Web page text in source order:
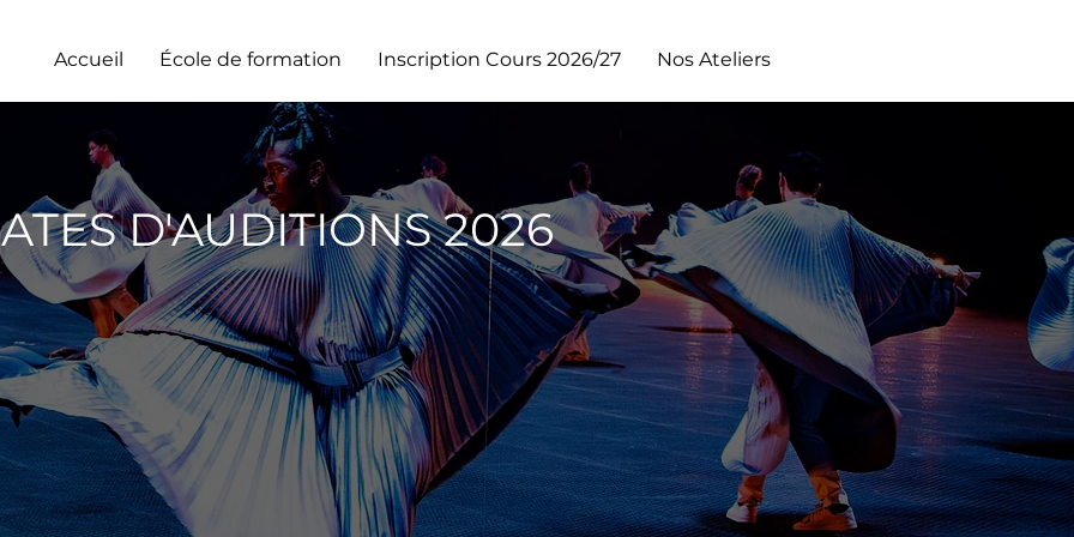
Accueil École de formation Inscription Cours 2026/27 Nos Ateliers
D'AUDITIONS 2026